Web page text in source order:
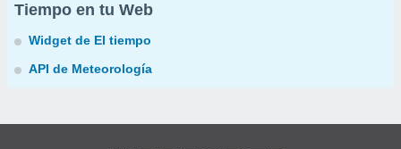
Tiempo en tu Web
Widget de El tiempo
API de Meteorología